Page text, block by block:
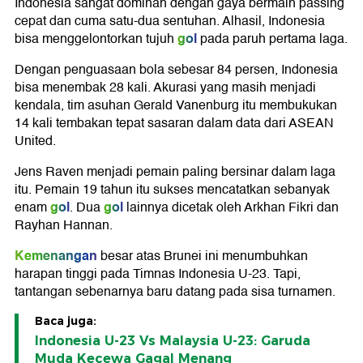
cepat dan cuma satu-dua sentuhan. Alhasil, Indonesia
bisa menggelontorkan tujuhgolpada paruh pertama laga.
Dengan penguasaan bola sebesar 84 persen, Indonesia
bisa menembak 28 kali. Akurasi yang masih menjadi
kendala, tim asuhan Gerald Vanenburg itu membukukan
14 kali tembakan tepat sasaran dalam data dari ASEAN
United.
Jens Raven menjadi pemain paling bersinar dalam laga
itu. Pemain 19 tahun itu sukses mencatatkan sebanyak
enamgol. Duagollainnya dicetak oleh Arkhan Fikri dan
Rayhan Hannan.
Kemenangan besar atas Brunei ini menumbuhkan
harapan tinggi pada Timnas Indonesia U-23. Tapi,
tantangan sebenarnya baru datang pada sisa turnamen.
Baca juga:
Indonesia U-23 Vs Malaysia U-23: Garuda
Muda Kecewa Gagal Menang